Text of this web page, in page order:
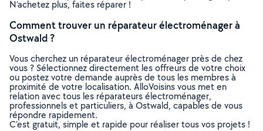
N’achetez plus, faites réparer !
Comment trouver un réparateur électroménager à
Ostwald ?
Vous cherchez un réparateur électroménager près de chez
vous ? Sélectionnez directement les offreurs de votre choix
ou postez votre demande auprès de tous les membres à
proximité de votre localisation. AlloVoisins vous met en
relation avec tous les réparateurs électroménager,
professionnels et particuliers, à Ostwald, capables de vous
répondre rapidement.
C’est gratuit, simple et rapide pour réaliser tous vos projets !